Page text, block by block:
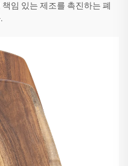
임 있는 제조를 촉진하는 폐